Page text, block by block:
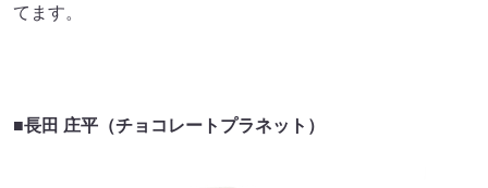
てます。
■長田 庄平（チョコレートプラネット）